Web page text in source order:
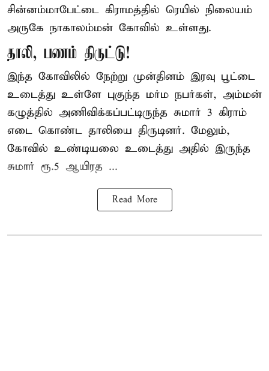
சின்னம்மாபேட்டை கிராமத்தில் ரெயில் நிலையம்
அருகே நாகாலம்மன் கோவில் உள்ளது.
தாலி, பணம் திருட்டு!
இந்த கோவிலில் நேற்று முன்தினம் இரவு பூட்டை
உடைத்து உள்ளே புகுந்த மர்ம நபர்கள், அம்மன்
கழுத்தில் அணிவிக்கப்பட்டிருந்த சுமார் 3 கிராம்
எடை கொண்ட தாலியை திருடினர். மேலும்,
கோவில் உண்டியலை உடைத்து அதில் இருந்த
சுமார் ரூ.5 ஆயிரத ...
Read More